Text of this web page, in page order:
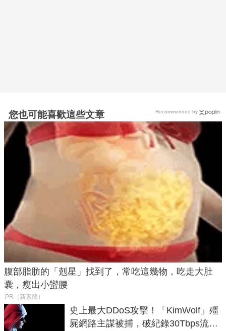
您也可能喜歡這些文章
腹部脂肪的「剋星」找到了，常吃這幾物，吃走大肚
囊，瘦出小蠻腰
PR（新素簡）
史上最大DDoS攻擊！「KimWolf」殭
屍網路主謀被捕，破紀錄30Tbps流量
Recommended by